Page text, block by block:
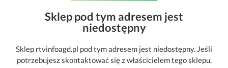
Sklep pod tym adresem jest
niedostępny
Sklep rtvinfoagd.pl pod tym adresem jest niedostępny. Jeśli
potrzebujesz skontaktować się z właścicielem tego sklepu,